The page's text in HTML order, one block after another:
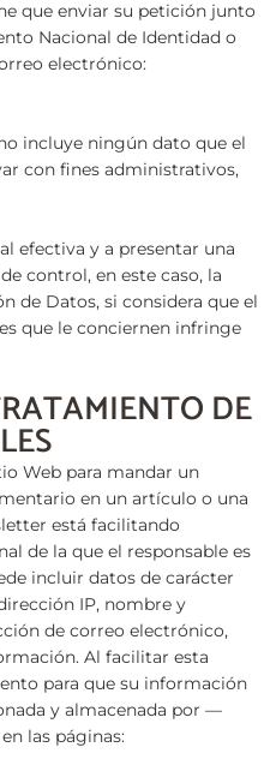
que enviar su petición junto
Nacional de Identidad o
electrónico:
incluye ningún dato que el
con fines administrativos,
efectiva y a presentar una
control, en este caso, la
de Datos, si considera que el
que le conciernen infringe
DE
Web para mandar un
en un artículo o una
está facilitando
de la que el responsable es
incluir datos de carácter
IP, nombre y
de correo electrónico,
Al facilitar esta
para que su información
y almacenada por —
las páginas: